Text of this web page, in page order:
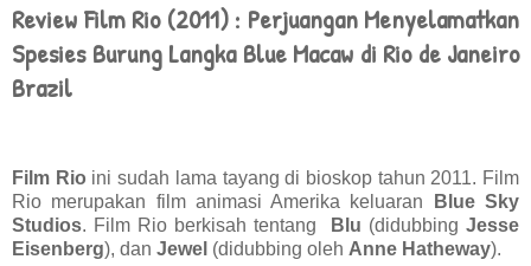
Review Film Rio (2011) : Perjuangan Menyelamatkan
Spesies Burung Langka Blue Macaw di Rio de Janeiro
Brazil
Film Rio ini sudah lama tayang di bioskop tahun 2011. Film
Rio merupakan film animasi Amerika keluaran
Blue Sky
Studios. Film Rio berkisah tentang Blu (didubbing Jesse
Eisenberg), dan Jewel (didubbing oleh Anne Hatheway).